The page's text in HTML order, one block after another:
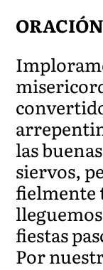
las
siervos,
fielmente
fiestas
Por